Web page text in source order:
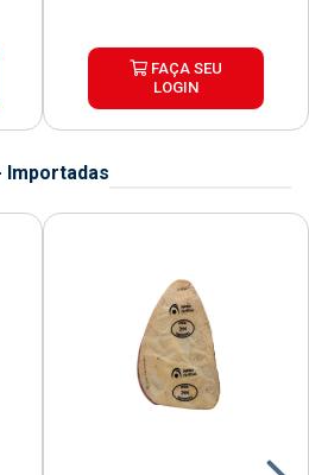
FAÇA SEU
LOGIN
Importadas